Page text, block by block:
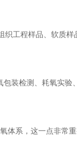
织工程样品、软质样
包装检测、耗氧实验
体系，这一点非常